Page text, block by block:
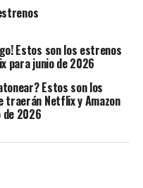
Estos son los estrenos
para junio de 2026
Estos son los
traerán Netflix y Amazon
de 2026